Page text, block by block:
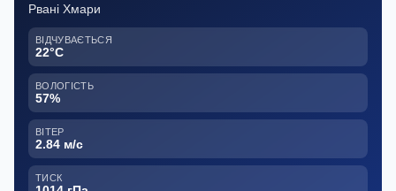
Рвані Хмари
ВІДЧУВАЄТЬСЯ
22°C
ВОЛОГІСТЬ
57%
ВІТЕР
2.84 м/с
ТИСК